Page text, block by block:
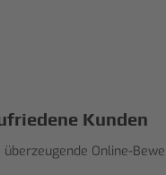
Kunden
überzeugende Online-